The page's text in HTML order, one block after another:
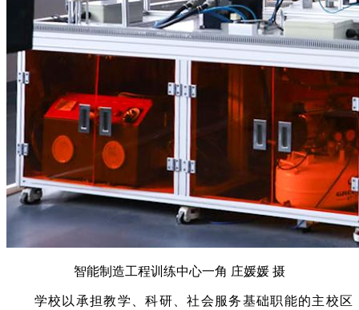
智能制造工程训练中心一角 庄媛媛 摄
学校以承担教学、科研、社会服务基础职能的主校区